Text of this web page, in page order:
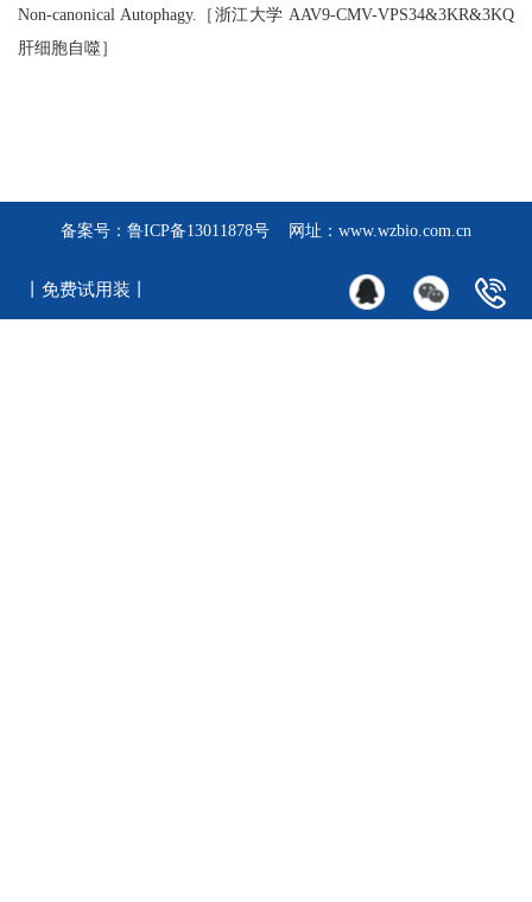
Non-canonical Autophagy.［浙江大学 AAV9-CMV-VPS34&3KR&3KQ
肝细胞自噬］
备案号： 鲁ICP备13011878号 网址：www.wzbio.com.cn
丨免费试用装丨